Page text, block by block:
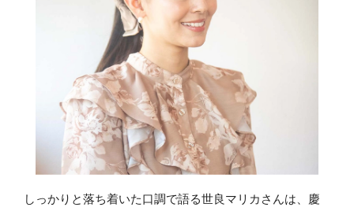
しっかりと落ち着いた口調で語る世良マリカさんは、慶